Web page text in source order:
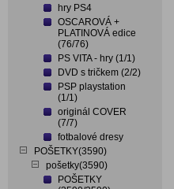
hry PS4
OSCAROVÁ +
PLATINOVÁ edice
(76/76)
PS VITA - hry (1/1)
DVD s tričkem (2/2)
PSP playstation
(1/1)
originál COVER
(7/7)
fotbalové dresy
POŠETKY(3590)
pošetky(3590)
POŠETKY